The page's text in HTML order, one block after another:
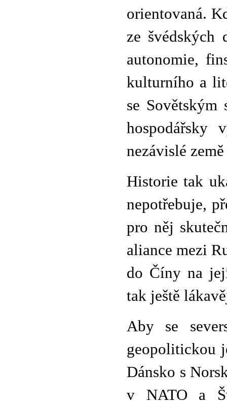
orientovaná.
ze švédských
autonomie,
kulturního a
se
hospodářsky
nezávislé
Historie tak
nepotřebuje,
pro něj
aliance mezi
do Číny na
tak ještě
Aby se
geopolitickou
Dánsko s
v NATO a